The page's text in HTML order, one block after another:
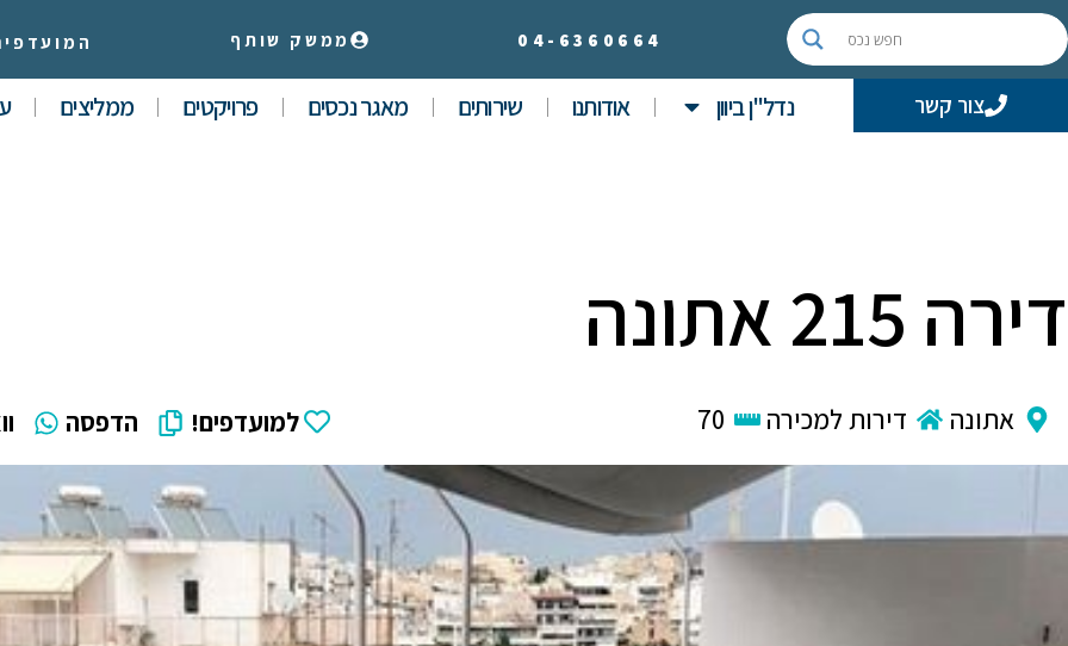
04- 6360664 ממשק שותף
צור קשר נדל"ן ביוון אודותנו שירותים מאגר נכסים פרויקטים ממליצים
דירה 215 אתונה
אתונה דירות למכירה 70 למועדפים! הדפסה